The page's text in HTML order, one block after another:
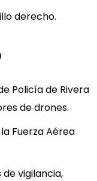
derecho.
Policía de Rivera
de drones.
Fuerza Aérea
vigilancia,